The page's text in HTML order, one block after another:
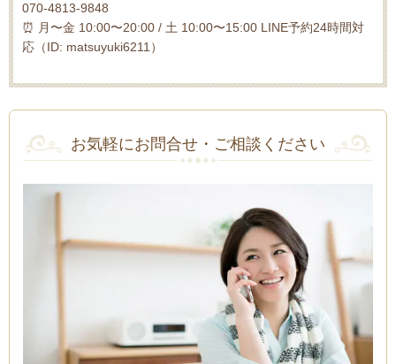
070-4813-9848
⏰ 月〜金 10:00〜20:00 / 土 10:00〜15:00 LINE予約24時間対
応（ID: matsuyuki6211）
お気軽にお問合せ・ご相談ください